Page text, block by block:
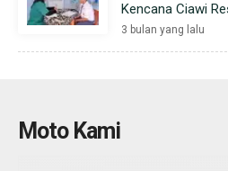
Kencana Ciawi
3 bulan yang lalu
Moto Kami